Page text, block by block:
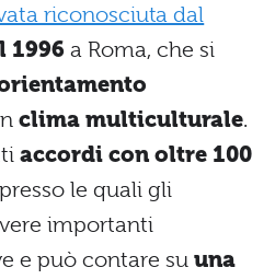
riconosciuta dal
1996a Roma, che si
clima multiculturale.
accordi con oltre 100
le quali gli
importanti
e può contare su una